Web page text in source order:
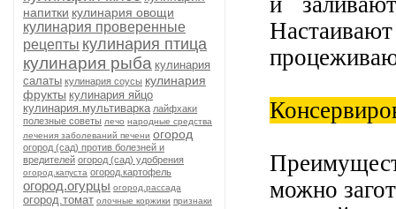
напитки кулинария овощи
кулинария проверенные
рецепты кулинария птица
кулинария рыба кулинария
салаты кулинария соусы кулинария
фрукты кулинария яйцо
кулинария.мультиварка лайфхаки
полезные советы лечо народные средства
лечения заболеваний печени огород
огород (сад) против болезней и
вредителей огород (сад) удобрения
огород.капуста огород.картофель
огород.огурцы огород.рассада
огород.томат олочные коржики признаки
можно